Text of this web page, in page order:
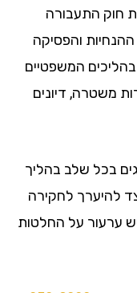
התעבורה
והפסיקה
המשפטיים
דיונים
שלב בהליך
לחקירה
על החלטות